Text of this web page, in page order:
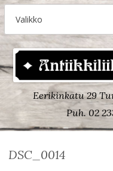
Eerikinkatu 29
Puh. 02
DSC_0014